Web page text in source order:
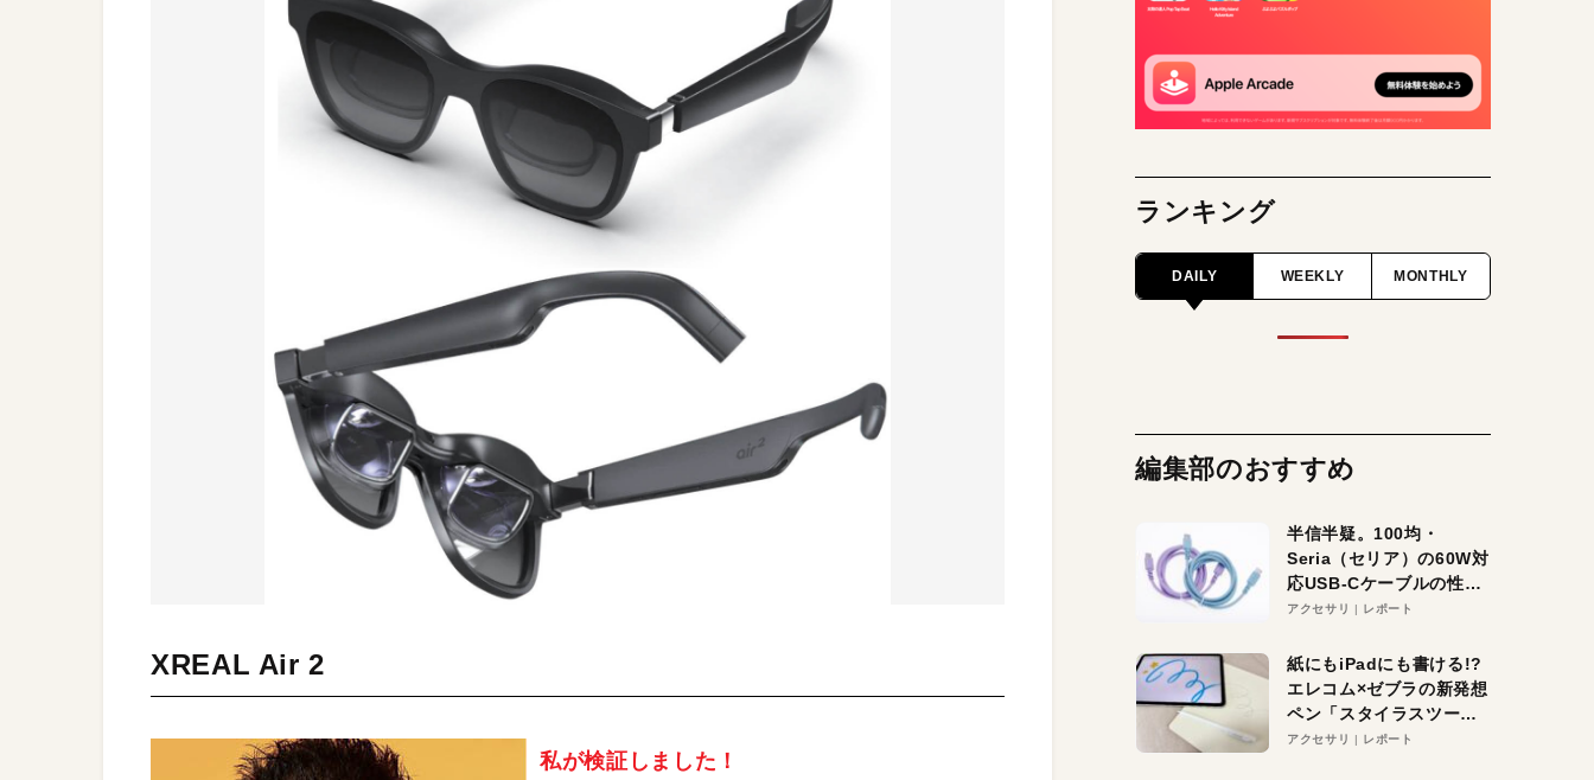
XREAL Air 2
私が検証しました！
ランキング
DAILY WEEKLY MONTHLY
編集部のおすすめ
半信半疑。100均・
Seria（セリア）の60W対
応USB-Cケーブルの性能
を検証。超コスパの1本を
アクセサリ レポート
紙にもiPadにも書ける!?
エレコム×ゼブラの新発想
ペン「スタイラスツーウ
ェイ」レビュー。持ち替
アクセサリ レポート